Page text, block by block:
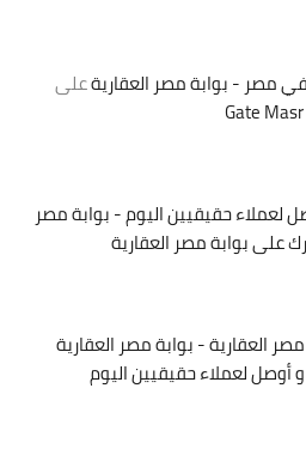
مصر - بوابة مصر العقاريةعلى
لعملاء حقيقيين اليوم - بوابة مصر
على بوابة مصر العقارية
العقارية - بوابة مصر العقارية
أوصل لعملاء حقيقيين اليوم